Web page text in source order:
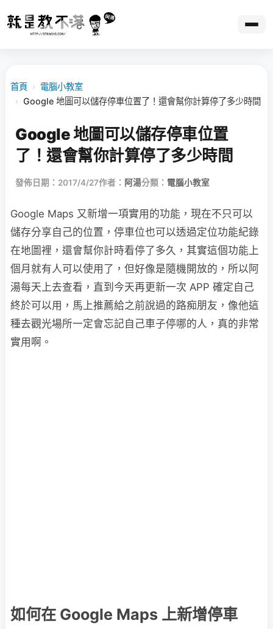
首頁 › 電腦小教室
› Google 地圖可以儲存停車位置了！還會幫你計算停了多少時間
Google 地圖可以儲存停車位置
了！還會幫你計算停了多少時間
發佈日期：2017/4/27作者： 阿湯分類： 電腦小教室
Google Maps 又新增一項實用的功能，現在不只可以
儲存分享自己的位置，停車位也可以透過定位功能紀錄
在地圖裡，還會幫你計時看停了多久，其實這個功能上
個月就有人可以使用了，但好像是隨機開放的，所以阿
湯每天上去查看，直到今天再更新一次 APP 確定自己
終於可以用，馬上推薦給之前說過的路痴朋友，像他這
種去觀光場所一定會忘記自己車子停哪的人，真的非常
實用啊。
如何在 Google Maps 上新增停車